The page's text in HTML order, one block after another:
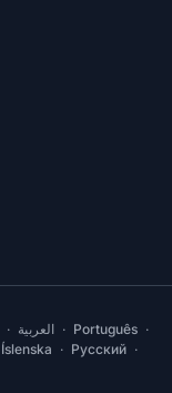
· العربية · Português ·
Íslenska · Русский ·